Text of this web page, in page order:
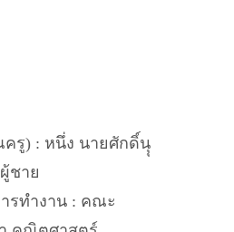
รู) : หนึ่ง นายศักดิ์นุุ
ชาย
รทำงาน : คณะ